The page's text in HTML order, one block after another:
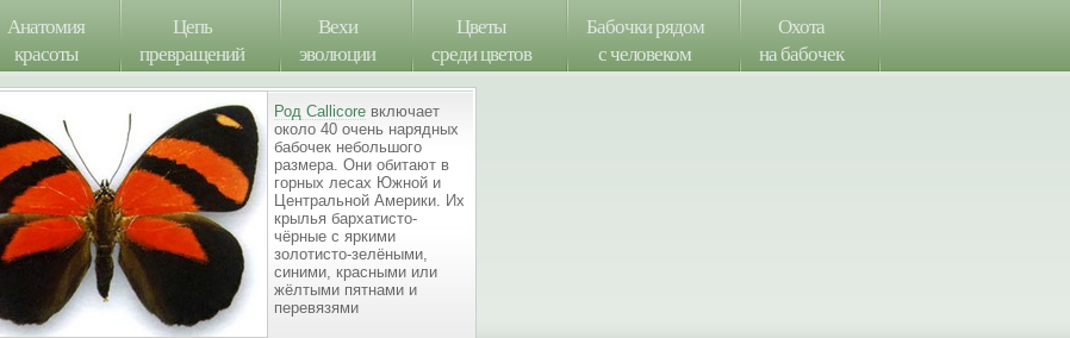
Анатомия
красоты
Цепь
превращений
Вехи
эволюции
Цветы
среди цветов
Бабочки рядом
с человеком
Охота
на бабочек
Род Callicore включает
около 40 очень нарядных
бабочек небольшого
размера. Они обитают в
горных лесах Южной и
Центральной Америки. Их
крылья бархатисто-
чёрные с яркими
золотисто-зелёными,
синими, красными или
жёлтыми пятнами и
перевязями